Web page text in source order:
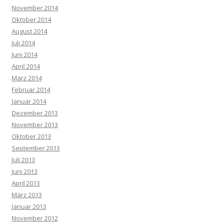
November 2014
Oktober 2014
August 2014
Juli 2014
Juni 2014
April 2014
März 2014
Februar 2014
Januar 2014
Dezember 2013
November 2013
Oktober 2013
September 2013
Juli 2013
Juni 2013
April 2013
März 2013
Januar 2013
November 2012